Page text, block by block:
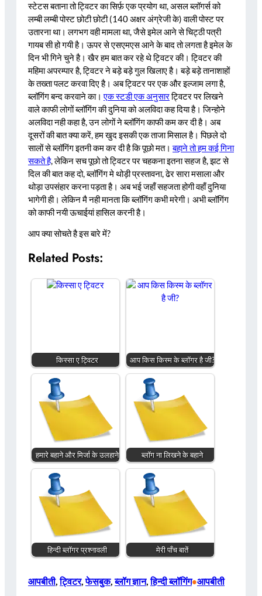
स्टेटस बताना तो ट्विटर का सिर्फ़ एक प्रयोग था, असल ब्लॉगर्स को
लम्बी लम्बी पोस्ट छोटी छोटी (140 अक्षर अंग्रेजी के) वाली पोस्ट पर
उतारना था। लगभग वही मामला था, जैसे इमेल आने से चिट्ठी पत्री
गायब सी हो गयी है। ऊपर से एसएमएस आने के बाद तो लगता है इमेल के
दिन भी गिने चुने है। खैर हम बात कर रहे थे ट्विटर की। ट्विटर की
महिमा अपरम्पार है, ट्विटर ने बड़े बड़े गुल खिलाए है। बड़े बड़े तानाशाहों
के तख्ता पलट करवा दिए है। अब ट्विटर पर एक और इल्जाम लगा है,
ब्लॉगिंग बन्द करवाने का।एक स्टडी एक अनुसारट्विटर पर लिखने
वाले काफी लोगों ब्लॉगिंग की दुनिया को अलविदा कह दिया है। जिन्होने
अलविदा नही कहा है, उन लोगों ने ब्लॉगिंग काफी कम कर दी है। अब
दूसरों की बात क्या करें, हम खुद इसकी एक ताजा मिसाल है। पिछले दो
सालों से ब्लॉगिंग इतनी कम कर दी है कि पूछो मत।बहाने तो हम कई गिना
सकते है, लेकिन सच पूछो तो ट्विटर पर चहकना इतना सहज है, झट से
दिल की बात कह दो, ब्लॉगिंग मे थोड़ी प्रस्तावना, ढेर सारा मसाला और
थोड़ा उपसंहार करना पड़ता है। अब भई जहाँ सहजता होगी वहाँ दुनिया
भागेगी ही। लेकिन मै नही मानता कि ब्लॉगिंग कभी मरेगी। अभी ब्लॉगिंग
को काफी नयी ऊचाईयां हासिल करनी है।
आप क्या सोचते है इस बारे में?
Related Posts:
किस्सा ए ट्विटर आप किस किस्म के ब्लॉगर है जी?
हमारे बहाने और मिर्जा के उलहाने ब्लॉग ना लिखने के बहाने
हिन्दी ब्लॉगर प्रश्नावली मेरी पाँच बातें
आपबीती, ट्विटर, फेसबुक, ब्लॉग ज्ञान, हिन्दी ब्लॉगिंग•आपबीती